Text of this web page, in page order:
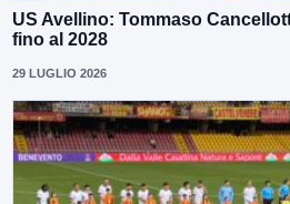
US Avellino: Tommaso
fino al 2028
29 LUGLIO 2026